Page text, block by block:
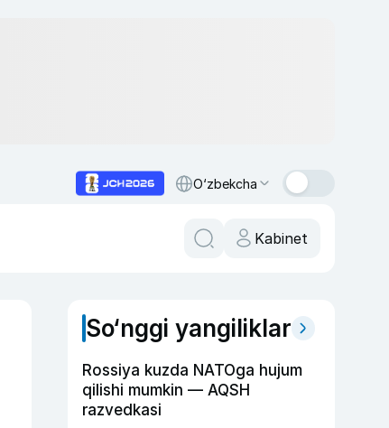
O‘zbekcha
Kabinet
So‘nggi yangiliklar
Rossiya kuzda NATOga hujum
qilishi mumkin — AQSH
razvedkasi